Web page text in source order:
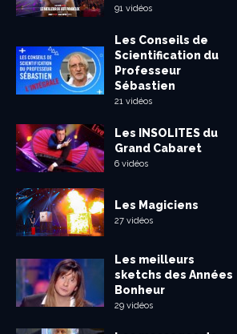
91 vidéos
Les Conseils de
Scientification du
Professeur
Sébastien
21 vidéos
Les INSOLITES du
Grand Cabaret
6 vidéos
Les Magiciens
27 vidéos
Les meilleurs
sketchs des Années
Bonheur
29 vidéos